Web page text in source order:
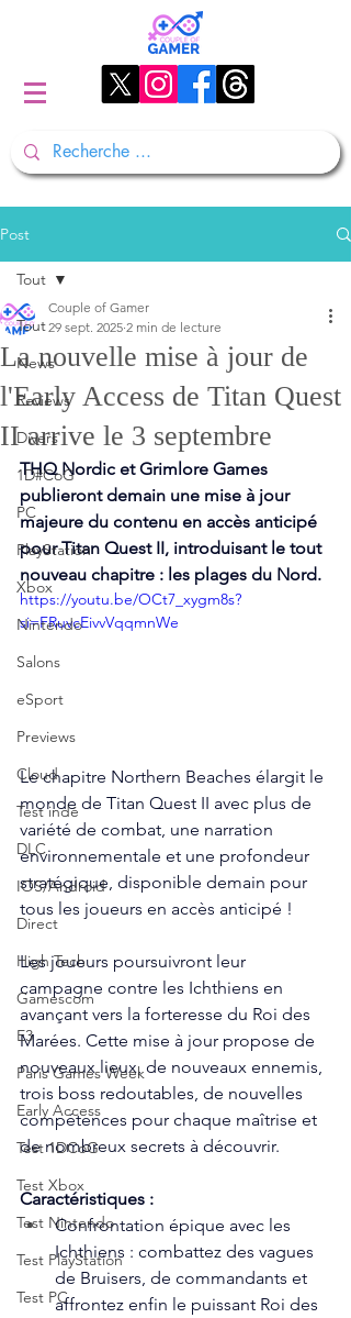
Post
Tout
News
Reviews
Divers
1D#CoG
PC
PlayStation
Xbox
Nintendo
Salons
eSport
Previews
Cloud
Test indé
DLC
IOS/Android
Direct
High Tech
Gamescom
E3
Paris Games Week
Early Access
Test 1DCoG
Test Xbox
Test Nintendo
Test PlayStation
Test PC
Tout
La nouvelle mise à jour de
l'Early Access de Titan Quest
II arrive le 3 septembre
Couple of Gamer
29 sept. 2025 2 min de lecture
THQ Nordic et Grimlore Games
publieront demain une mise à jour
majeure du contenu en accès anticipé
pour Titan Quest II, introduisant le tout
nouveau chapitre : les plages du Nord.
https://youtu.be/OCt7_xygm8s?
si=FRuvcEivvVqqmnWe
Le chapitre Northern Beaches élargit le
monde de Titan Quest II avec plus de
variété de combat, une narration
environnementale et une profondeur
stratégique, disponible demain pour
tous les joueurs en accès anticipé !
Les joueurs poursuivront leur
campagne contre les Ichthiens en
avançant vers la forteresse du Roi des
Marées. Cette mise à jour propose de
nouveaux lieux, de nouveaux ennemis,
trois boss redoutables, de nouvelles
compétences pour chaque maîtrise et
de nombreux secrets à découvrir.
Caractéristiques :
Confrontation épique avec les
Ichthiens : combattez des vagues
de Bruisers, de commandants et
affrontez enfin le puissant Roi des